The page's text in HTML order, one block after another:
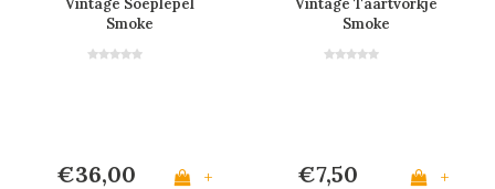
Smoke
€36,00 +
Smoke
€7,50 +